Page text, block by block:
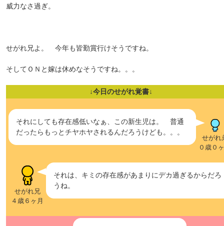
威力なさ過ぎ。
せがれ兄よ。 今年も皆勤賞行けそうですね。
そしてＯＮと嫁は休めなそうですね。。。
↓今日のせがれ覚書↓
それにしても存在感低いなぁ、この新生児は。 普通
だったらもっとチヤホヤされるんだろうけども。。。
せがれ
０歳０
せがれ兄
４歳６ヶ月
それは、キミの存在感があまりにデカ過ぎるからだろ
うね。